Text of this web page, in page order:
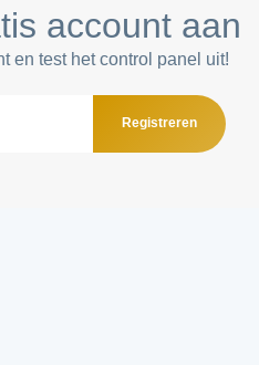
account aan
en test het control panel uit!
Registreren